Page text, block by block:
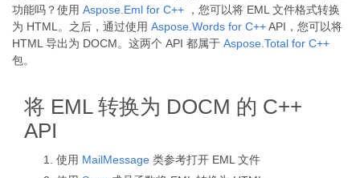
功能吗？使用 Aspose.Eml for C++ ，您可以将 EML 文件格式转换
为 HTML。之后，通过使用 Aspose.Words for C++API，您可以将
HTML 导出为 DOCM。这两个 API 都属于 Aspose.Total for C++
包。
将 EML 转换为 DOCM 的 C++
API
使用 MailMessage 类参考打开 EML 文件